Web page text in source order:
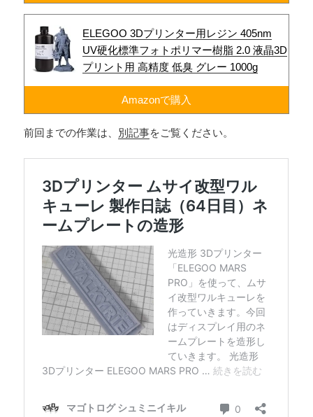
ELEGOO 3Dプリンター用レジン 405nm
UV硬化標準フォトポリマー樹脂 2.0 液晶3D
プリント用 高精度 低臭 グレー 1000g
Amazonで購入
前回までの作業は、 別記事をご覧ください。